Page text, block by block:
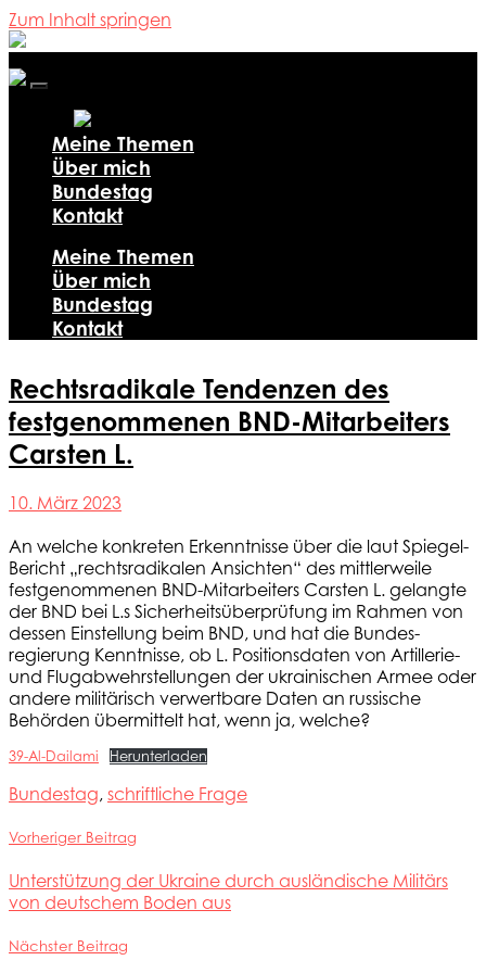
Zum Inhalt springen
Ali
Dailami
Mobile-
ein-/ausblenden
Meine Themen
Über mich
Bundestag
Kontakt
Meine Themen
Über mich
Bundestag
Kontakt
Rechtsradikale Tendenzen des
festgenommenen BND-Mitarbeiters
Carsten L.
10. März 2023
An welche konkreten Erkenntnisse über die laut Spiegel-
Bericht „rechtsradikalen Ansichten“ des mittlerweile
festgenommenen BND-Mitarbeiters Carsten L. gelangte
der BND bei L.s Sicherheitsüberprüfung im Rahmen von
dessen Einstellung beim BND, und hat die Bundes-
regierung Kenntnisse, ob L. Positionsdaten von Artillerie-
und Flugabwehrstellungen der ukrainischen Armee oder
andere militärisch verwertbare Daten an russische
Behörden übermittelt hat, wenn ja, welche?
39-Al-Dailami Herunterladen
Bundestag, schriftliche Frage
Vorheriger Beitrag
Unterstützung der Ukraine durch ausländische Militärs
von deutschem Boden aus
Nächster Beitrag